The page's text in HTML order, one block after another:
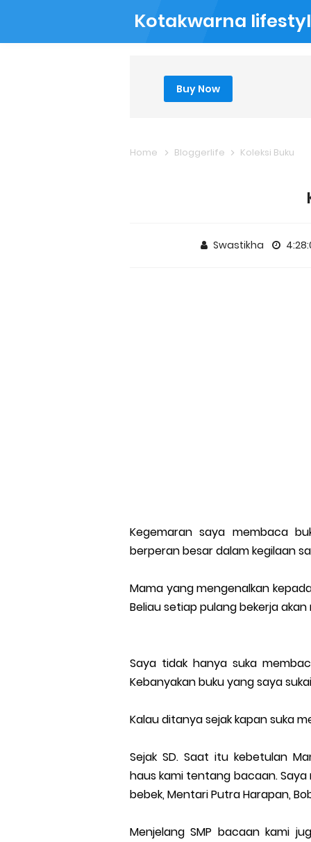
Kotakwarna
Buy Now
Home Bloggerlife Koleksi Buku
Swastikha
Kegemaran saya membaca
berperan besar dalam kegilaan
Mama yang mengenalkan
Beliau setiap pulang bekerja
Saya tidak hanya suka
Kebanyakan buku yang saya
Kalau ditanya sejak kapan suka
Sejak SD. Saat itu kebetulan
haus kami tentang bacaan.
bebek, Mentari Putra Harapan,
Menjelang SMP bacaan kami